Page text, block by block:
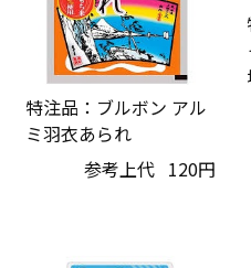
特注品：ブルボン アル
ミ羽衣あられ
参考上代 120円